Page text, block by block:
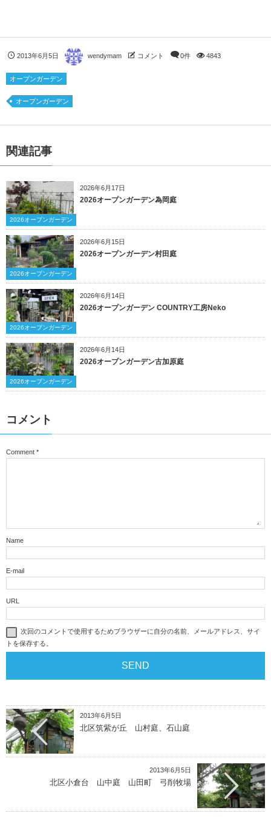
2013年6月5日 wendymam コメント 0件 4843
オープンガーデン
オープンガーデン
関連記事
2026年6月17日
2026オープンガーデン
2026オープンガーデン為岡庭
2026年6月15日
2026オープンガーデン
2026オープンガーデン村田庭
2026年6月14日
2026オープンガーデン
2026オープンガーデン COUNTRY工房Neko
2026年6月14日
2026オープンガーデン
2026オープンガーデン古加原庭
コメント
Comment *
Name
E-mail
URL
次回のコメントで使用するためブラウザーに自分の名前、メールアドレス、サイ
トを保存する。
2013年6月5日
北区筑紫が丘 山村庭、石山庭
2013年6月5日
北区小倉台 山中庭 山田町 弓削牧場